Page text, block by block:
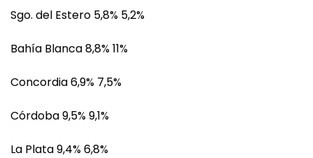
Sgo. del Estero 5,8% 5,2%
Bahía Blanca 8,8% 11%
Concordia 6,9% 7,5%
Córdoba 9,5% 9,1%
La Plata 9,4% 6,8%